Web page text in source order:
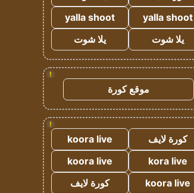
yalla shoot
yalla shoot
يلا شوت
يلا شوت
!
موقع كورة
!
كورة لايف
koora live
kora live
koora live
koora live
كورة لايف